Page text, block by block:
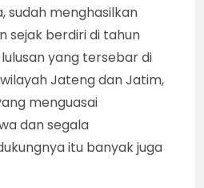
sudah menghasilkan
sejak berdiri di tahun
yang tersebar di
Jateng dan Jatim,
menguasai
dan segala
itu banyak juga